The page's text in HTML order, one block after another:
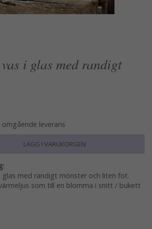
i glas med randigt
leverans
LÄGG I VARUKORGEN
glas med randigt mönster och liten fot.
som till en blomma i snitt / bukett